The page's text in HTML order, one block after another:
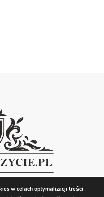
w celach optymalizacji treści